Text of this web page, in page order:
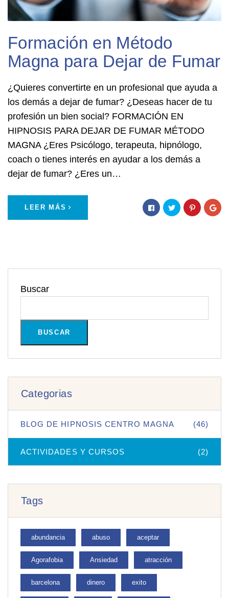
Formación en Método
Magna para Dejar de Fumar
¿Quieres convertirte en un profesional que ayuda a
los demás a dejar de fumar? ¿Deseas hacer de tu
profesión un bien social? FORMACIÓN EN
HIPNOSIS PARA DEJAR DE FUMAR MÉTODO
MAGNA ¿Eres Psicólogo, terapeuta, hipnólogo,
coach o tienes interés en ayudar a los demás a
dejar de fumar? ¿Eres un…
LEER MÁS
Buscar
BUSCAR
Categorias
BLOG DE HIPNOSIS CENTRO MAGNA (46)
ACTIVIDADES Y CURSOS (2)
Tags
abundancia abuso aceptar
Agorafobia Ansiedad atracción
barcelona dinero exito